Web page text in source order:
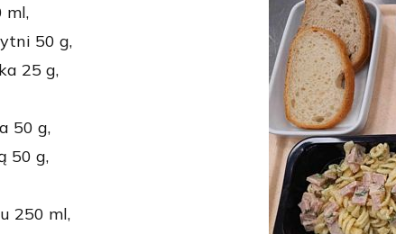
ml,
50 g,
25 g,
50 g,
50 g,
250 ml,